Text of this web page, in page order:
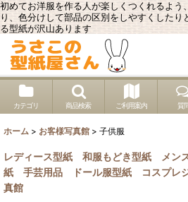
初めてお洋服を作る人が楽しくつくれるよう
り、色分けして部品の区別をしやすくしたり
る型紙が沢山あります
カテゴリ 商品検索 ご利用案内 質
ホーム > お客様写真館 > 子供服
レディース型紙 和服もどき型紙 メン
紙
手芸用品 ドール服型紙 コスプレ
真館